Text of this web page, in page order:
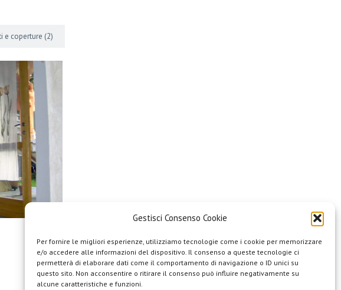
Gestisci Consenso Cookie
Per fornire le migliori esperienze, utilizziamo tecnologie come i cookie per memorizzare
e/o accedere alle informazioni del dispositivo. Il consenso a queste tecnologie ci
permetterà di elaborare dati come il comportamento di navigazione o ID unici su
questo sito. Non acconsentire o ritirare il consenso può influire negativamente su
alcune caratteristiche e funzioni.
e coperture (2)